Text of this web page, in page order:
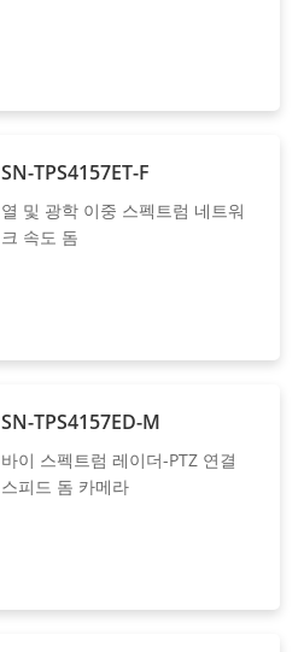
SN-TPS4157ET-F
열 및 광학 이중 스펙트럼 네트워
크 속도 돔
SN-TPS4157ED-M
바이 스펙트럼 레이더-PTZ 연결
스피드 돔 카메라